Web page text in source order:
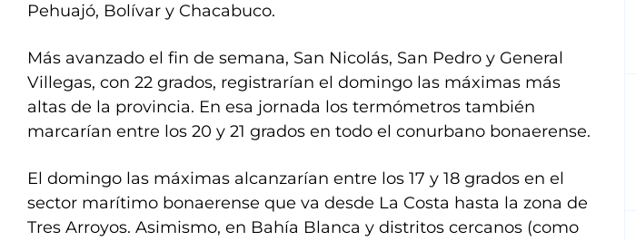
Pehuajó, Bolívar y Chacabuco.
Más avanzado el fin de semana, San Nicolás, San Pedro y General
Villegas, con 22 grados, registrarían el domingo las máximas más
altas de la provincia. En esa jornada los termómetros también
marcarían entre los 20 y 21 grados en todo el conurbano bonaerense.
El domingo las máximas alcanzarían entre los 17 y 18 grados en el
sector marítimo bonaerense que va desde La Costa hasta la zona de
Tres Arroyos. Asimismo, en Bahía Blanca y distritos cercanos (como